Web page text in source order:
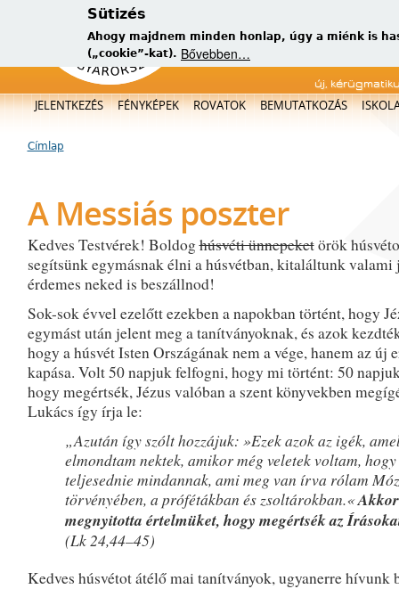
Sütizés
Ahogy majdnem minden honlap, úgy a miénk is
(„cookie”-kat). Bővebben…
új,
Főmenü
JELENTKEZÉS FÉNYKÉPEK ROVATOK BEMUTATKOZÁS
Jelenlegi hely
Címlap
A Messiás poszter
Kedves Testvérek! Boldoghúsvéti ünnepeketörök
segítsünk egymásnak élni a húsvétban, kitaláltunk valami
érdemes neked is beszállnod!
Sok-sok évvel ezelőtt ezekben a napokban történt, hogy
egymást után jelent meg a tanítványoknak, és azok
hogy a húsvét Isten Országának nem a vége, hanem az új
kapása. Volt 50 napjuk felfogni, hogy mi történt: 50
hogy megértsék, Jézus valóban a szent könyvekben
Lukács így írja le:
„Azután így szólt hozzájuk: »Ezek azok az igék,
elmondtam nektek, amikor még veletek voltam,
teljesednie mindannak, ami meg van írva rólam
törvényében, a prófétákban és zsoltárokban.«Akkor
megnyitotta értelmüket, hogy megértsék az
(Lk 24,44–45)
Kedves húsvétot átélő mai tanítványok, ugyanerre hívunk